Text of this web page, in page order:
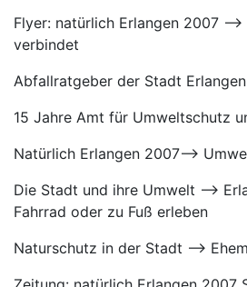
Flyer: natürlich Erlangen 2007 –>
verbindet
Abfallratgeber der Stadt Erlangen
15 Jahre Amt für Umweltschutz
Natürlich Erlangen 2007–>
Die Stadt und ihre Umwelt –>
Fahrrad oder zu Fuß erleben
Naturschutz in der Stadt –>